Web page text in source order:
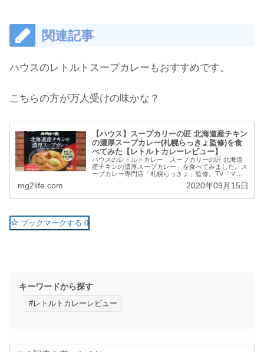
関連記事
ハウスのレトルトスープカレーもおすすめです。
こちらの方が万人受けの味かな？
【ハウス】スープカリーの匠 北海道産チキン
の濃厚スープカレー(札幌らっきょ監修)を食
べてみた【レトルトカレーレビュー】
ハウスのレトルトカレー「スープカリーの匠 北海道
産チキンの濃厚スープカレー」を食べてみました。ス
ープカレー専門店「札幌らっきょ」監修。TV「マツ
コの知らない世界」で紹介されただけあり、レトルト
とは思えないクオリティでしたよ♪味の感想、辛さ
mg2life.com 2020年09月15日
ブックマークする 0
キーワードから探す
#レトルトカレーレビュー